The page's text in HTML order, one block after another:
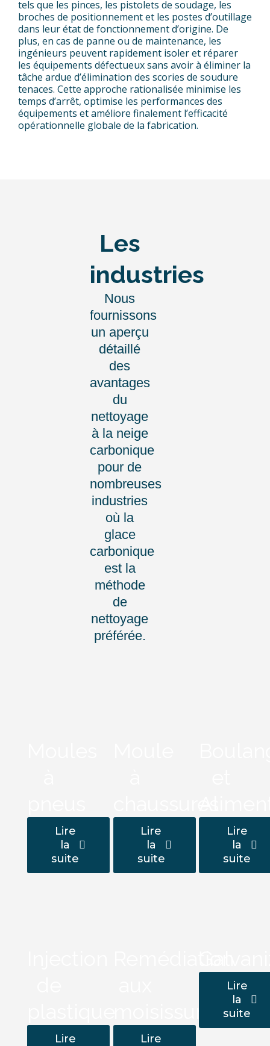
tels que les pinces, les pistolets de soudage, les
broches de positionnement et les postes d’outillage
dans leur état de fonctionnement d’origine. De
plus, en cas de panne ou de maintenance, les
ingénieurs peuvent rapidement isoler et réparer
les équipements défectueux sans avoir à éliminer la
tâche ardue d’élimination des scories de soudure
tenaces. Cette approche rationalisée minimise les
temps d’arrêt, optimise les performances des
équipements et améliore finalement l’efficacité
opérationnelle globale de la fabrication.
Les
industries
Nous
fournissons
un aperçu
détaillé
des
avantages
du
nettoyage
à la neige
carbonique
pour de
nombreuses
industries
où la
glace
carbonique
est la
méthode
de
nettoyage
préférée.
Lire
la
suite
Lire
la
suite
Lire
la
suite
Lire
moisissures
Lire
Lire
la
suite